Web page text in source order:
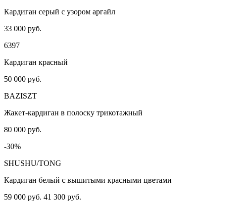
Кардиган серый с узором аргайл
33 000 руб.
6397
Кардиган красный
50 000 руб.
BAZISZT
Жакет-кардиган в полоску трикотажный
80 000 руб.
-30%
SHUSHU/TONG
Кардиган белый с вышитыми красными цветами
59 000 руб. 41 300 руб.